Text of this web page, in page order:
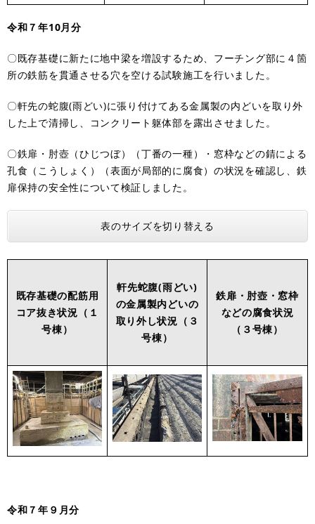
令和７年10月分
〇既存基礎に新たに地中梁を増設するため、フーチング部に４箇
所の鉄筋を貫通させる穴を空ける試験施工を行いました。
〇軒先の蛇腹(雨どい)に張り付けてある金属製の内どいを取り外
した上で清掃し、コンクリート躯体部を露出させました。
〇鉄扉・肘壺（ひじつぼ）（丁番の一種）・窓枠などの錆による
孔食（こうしょく）（表面が局部的に腐食）の状況を確認し、鉄
扉保持の安全性について検証しました。
表のサイズを切り替える
既存基礎の配筋用
コア抜き状況（１
号棟）
軒先蛇腹(雨どい)
の金属製内どいの
取り外し状況 （３
号棟）
鉄扉・肘壺・窓枠
などの腐食状況
（３号棟）
令和７年９月分